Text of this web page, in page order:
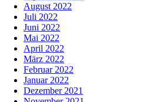
August 2022
Juli 2022
Juni 2022
Mai 2022
April 2022
März 2022
Februar 2022
Januar 2022
Dezember 2021